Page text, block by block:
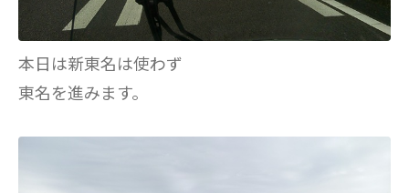
本日は新東名は使わず
東名を進みます。